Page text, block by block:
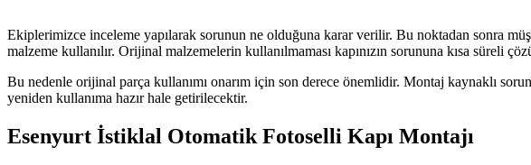
Ekiplerimizce inceleme yapılarak sorunun ne olduğuna karar verilir. Bu noktadan sonra
malzeme kullanılır. Orijinal malzemelerin kullanılmaması kapınızın sorununa kısa süreli
Bu nedenle orijinal parça kullanımı onarım için son derece önemlidir. Montaj kaynaklı
yeniden kullanıma hazır hale getirilecektir.
Esenyurt İstiklal Otomatik Fotoselli Kapı Montajı